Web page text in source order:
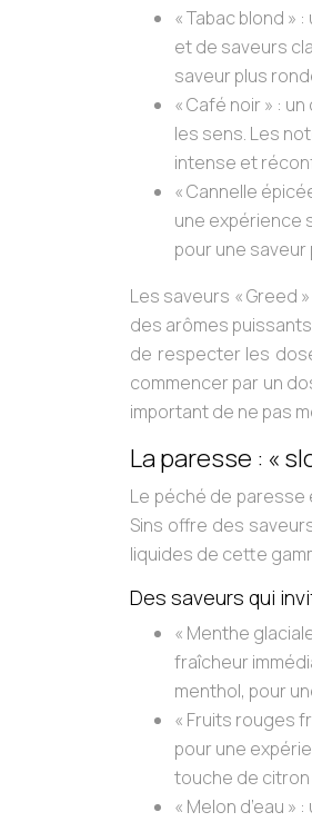
« Tabac blond » :
et de saveurs
saveur plus
« Café noir » :
les sens. Les
intense et
« Cannelle
une expérience
pour une
Les saveurs «
des arômes
de respecter les
commencer par un
important de ne pas
La paresse : «
Le péché de paresse
Sins offre des
liquides de cette
Des saveurs qui
« Menthe
fraîcheur
menthol, pour
« Fruits rouges
pour une
touche de
« Melon d’eau » :